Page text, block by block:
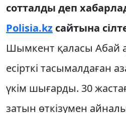
сотталды деп
Polisia.kz сайтына
Шымкент қаласы Абай
есірткі тасымалдаған
үкім шығарды. 30
затын өткізумен